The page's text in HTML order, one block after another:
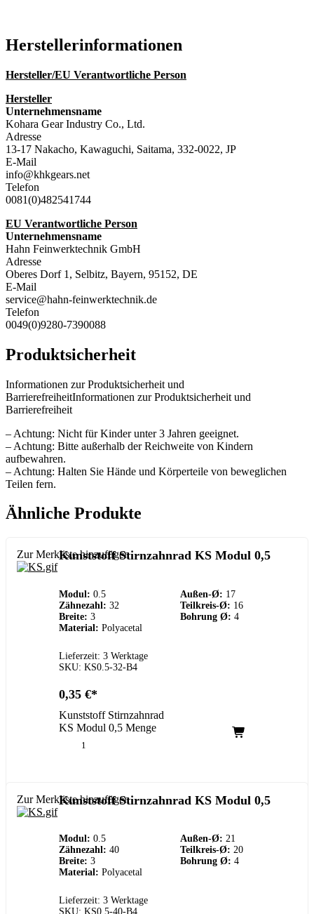
Hersteller­informationen
Hersteller/EU Verantwortliche Person
Hersteller
Unternehmensname
Kohara Gear Industry Co., Ltd.
Adresse
13-17 Nakacho, Kawaguchi, Saitama, 332-0022, JP
E-Mail
info@khkgears.net
Telefon
0081(0)482541744
EU Verantwortliche Person
Unternehmensname
Hahn Feinwerktechnik GmbH
Adresse
Oberes Dorf 1, Selbitz, Bayern, 95152, DE
E-Mail
service@hahn-feinwerktechnik.de
Telefon
0049(0)9280-7390088
Produktsicherheit
Informationen zur Produktsicherheit und
BarrierefreiheitInformationen zur Produktsicherheit und
Barrierefreiheit
– Achtung: Nicht für Kinder unter 3 Jahren geeignet.
– Achtung: Bitte außerhalb der Reichweite von Kindern
aufbewahren.
– Achtung: Halten Sie Hände und Körperteile von beweglichen
Teilen fern.
Ähnliche Produkte
Zur Merkliste hinzufügen
Kunststoff Stirnzahnrad KS Modul 0,5
Modul: 0.5 Außen-Ø: 17
Zähnezahl: 32 Teilkreis-Ø: 16
Breite: 3 Bohrung Ø: 4
Material: Polyacetal
Lieferzeit: 3 Werktage
SKU: KS0.5-32-B4
0,35 €
Kunststoff Stirnzahnrad
KS Modul 0,5 Menge
Zur Merkliste hinzufügen
Kunststoff Stirnzahnrad KS Modul 0,5
Modul: 0.5 Außen-Ø: 21
Zähnezahl: 40 Teilkreis-Ø: 20
Breite: 3 Bohrung Ø: 4
Material: Polyacetal
Lieferzeit: 3 Werktage
SKU: KS0.5-40-B4